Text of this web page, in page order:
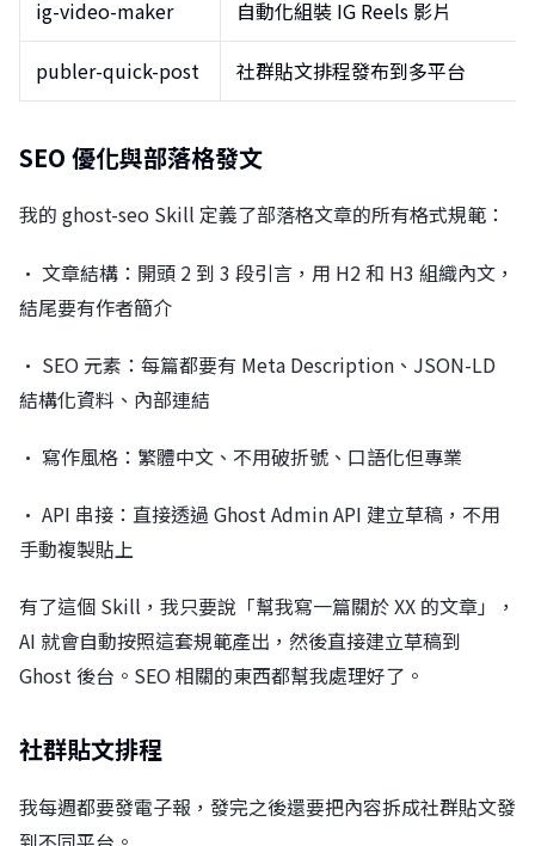
ig-video-maker 自動化組裝 IG Reels 影片
publer-quick-post 社群貼文排程發布到多平台
SEO 優化與部落格發文
我的 ghost-seo Skill 定義了部落格文章的所有格式規範：
• 文章結構：開頭 2 到 3 段引言，用 H2 和 H3 組織內文，
結尾要有作者簡介
• SEO 元素：每篇都要有 Meta Description、JSON-LD
結構化資料、內部連結
• 寫作風格：繁體中文、不用破折號、口語化但專業
• API 串接：直接透過 Ghost Admin API 建立草稿，不用
手動複製貼上
有了這個 Skill，我只要說「幫我寫一篇關於 XX 的文章」，
AI 就會自動按照這套規範產出，然後直接建立草稿到
Ghost 後台。SEO 相關的東西都幫我處理好了。
社群貼文排程
我每週都要發電子報，發完之後還要把內容拆成社群貼文發